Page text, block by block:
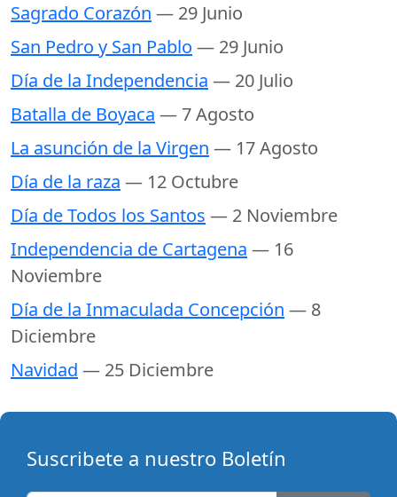
Sagrado Corazón — 29 Junio
San Pedro y San Pablo — 29 Junio
Día de la Independencia — 20 Julio
Batalla de Boyaca — 7 Agosto
La asunción de la Virgen — 17 Agosto
Día de la raza — 12 Octubre
Día de Todos los Santos — 2 Noviembre
Independencia de Cartagena — 16
Noviembre
Día de la Inmaculada Concepción — 8
Diciembre
Navidad — 25 Diciembre
Suscribete a nuestro Boletín